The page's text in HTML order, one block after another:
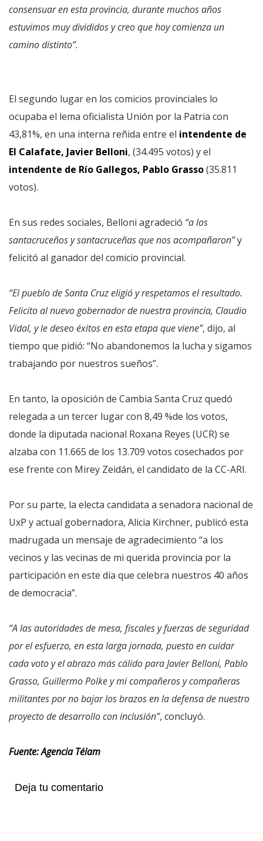
consensuar en esta provincia, durante muchos años
estuvimos muy divididos y creo que hoy comienza un
camino distinto”.
El segundo lugar en los comicios provinciales lo
ocupaba el lema oficialista Unión por la Patria con
43,81%, en una interna reñida entre el intendente de
El Calafate, Javier Belloni, (34.495 votos) y el
intendente de Río Gallegos, Pablo Grasso(35.811
votos).
En sus redes sociales, Belloni agradeció “a los
santacruceños y santacruceñas que nos acompañaron”y
felicitó al ganador del comicio provincial.
“El pueblo de Santa Cruz eligió y respetamos el resultado.
Felicito al nuevo gobernador de nuestra provincia, Claudio
Vidal, y le deseo éxitos en esta etapa que viene”, dijo, al
tiempo que pidió: “No abandonemos la lucha y sigamos
trabajando por nuestros sueños”.
En tanto, la oposición de Cambia Santa Cruz quedó
relegada a un tercer lugar con 8,49 %de los votos,
donde la diputada nacional Roxana Reyes (UCR) se
alzaba con 11.665 de los 13.709 votos cosechados por
ese frente con Mirey Zeidán, el candidato de la CC-ARI.
Por su parte, la electa candidata a senadora nacional de
UxP y actual gobernadora, Alicia Kirchner, publicó esta
madrugada un mensaje de agradecimiento “a los
vecinos y las vecinas de mi querida provincia por la
participación en este día que celebra nuestros 40 años
de democracia”.
“A las autoridades de mesa, fiscales y fuerzas de seguridad
por el esfuerzo, en esta larga jornada, puesto en cuidar
cada voto y el abrazo más cálido para Javier Belloni, Pablo
Grasso, Guillermo Polke y mi compañeros y compañeras
militantes por no bajar los brazos en la defensa de nuestro
proyecto de desarrollo con inclusión”, concluyó.
Fuente: Agencia Télam
Deja tu comentario